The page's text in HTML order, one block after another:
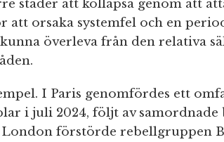
städer att kollapsa genom att
orsaka systemfel och en
överleva från den relativa
I Paris genomfördes ett
i juli 2024, följt av
förstörde rebellgruppen